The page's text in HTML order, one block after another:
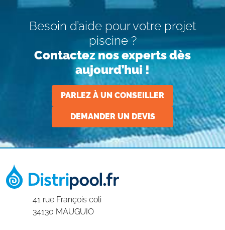
Besoin d’aide pour votre projet
piscine ?
Contactez nos experts dès
aujourd’hui !
PARLEZ À UN CONSEILLER
DEMANDER UN DEVIS
41 rue François coli
34130 MAUGUIO